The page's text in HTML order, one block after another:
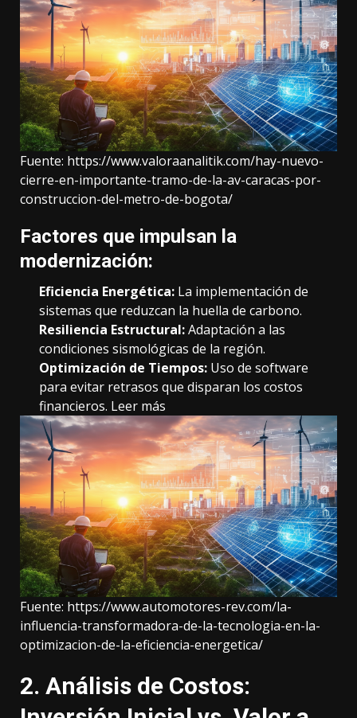
Fuente: https://www.valoraanalitik.com/hay-nuevo-
cierre-en-importante-tramo-de-la-av-caracas-por-
construccion-del-metro-de-bogota/
Factores que impulsan la
modernización:
Eficiencia Energética: La implementación de
sistemas que reduzcan la huella de carbono.
Resiliencia Estructural:Adaptación a las
condiciones sismológicas de la región.
Optimización de Tiempos: Uso de software
para evitar retrasos que disparan los costos
financieros. Leer más
Fuente: https://www.automotores-rev.com/la-
influencia-transformadora-de-la-tecnologia-en-la-
optimizacion-de-la-eficiencia-energetica/
2. Análisis de Costos: